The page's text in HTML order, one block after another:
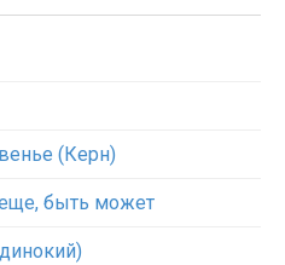
(Керн)
быть может